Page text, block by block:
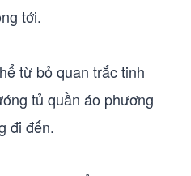
tới.
từ bỏ quan trắc tinh
tủ quần áo phương
đi đến.